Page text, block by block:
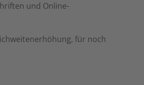
und Online-
für noch